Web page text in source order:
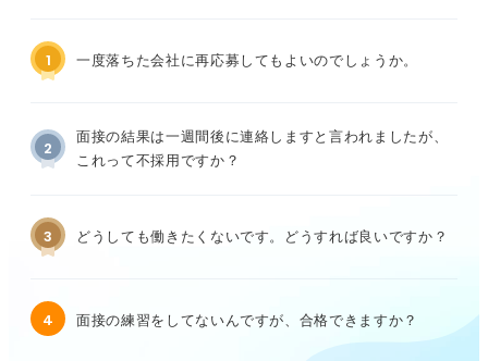
1 一度落ちた会社に再応募してもよいのでしょうか。
2
面接の結果は一週間後に連絡しますと言われましたが、
これって不採用ですか？
3 どうしても働きたくないです。どうすれば良いですか？
4 面接の練習をしてないんですが、合格できますか？